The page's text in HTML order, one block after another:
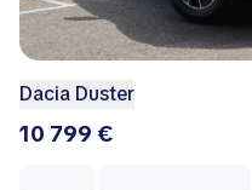
Dacia Duster
10 799 €